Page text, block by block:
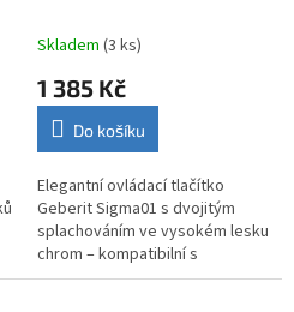
Skladem (3 ks)
1 385 Kč
Do košíku
Elegantní ovládací tlačítko
Geberit Sigma01 s dvojitým
splachováním ve vysokém lesku
chrom – kompatibilní s
podomítkovými nádržkami